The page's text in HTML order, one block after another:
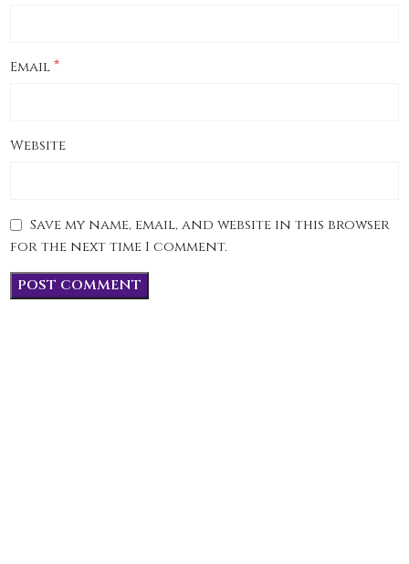
Email*
Website
Save my name, email, and website in this browser
for the next time I comment.